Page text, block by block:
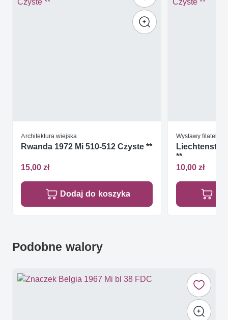
Architektura wiejska
Rwanda 1972 Mi 510-512 Czyste **
15,00 zł
Dodaj do koszyka
Wystawy
**
10,00 zł
Podobne walory